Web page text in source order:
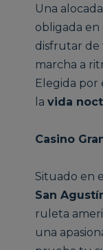
Una alocada
obligada en
disfrutar de
marcha a
Elegida por
lavida
Casino
Situado en
San
ruleta
una